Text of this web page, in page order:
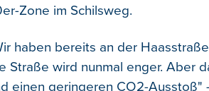
Zone im Schilsweg.
haben bereits an der
Straße wird nunmal enger. Aber
einen geringeren CO2-Ausstoß"